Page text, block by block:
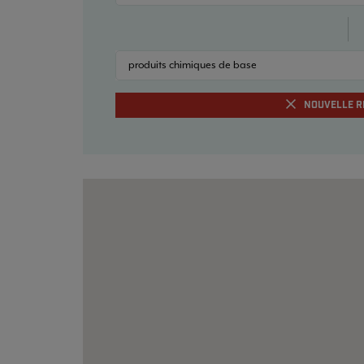
produits chimiques de base
NOUVELLE